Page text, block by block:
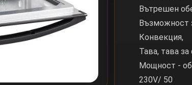
Вътрешен
Възможност
Конвекция,
Тава, тава
Мощност -
230V/ 50